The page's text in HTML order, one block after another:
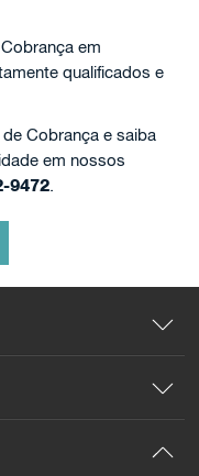
em
qualificados e
Cobrança e saiba
em nossos
9472.